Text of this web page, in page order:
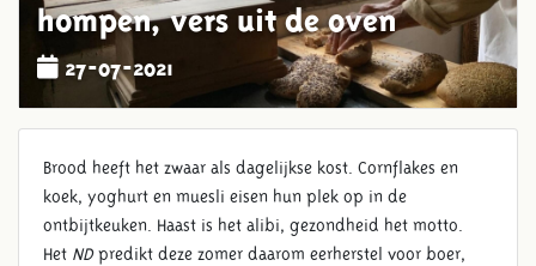
hompen, vers uit de oven
27-07-2021
Brood heeft het zwaar als dagelijkse kost. Cornflakes en
koek, yoghurt en muesli eisen hun plek op in de
ontbijtkeuken. Haast is het alibi, gezondheid het motto.
Het NDpredikt deze zomer daarom eerherstel voor boer,